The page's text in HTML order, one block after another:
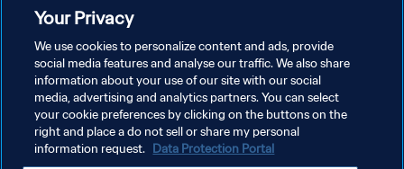
سياسة الخصوصية
Your Privacy
We use cookies to personalize content and ads, provide
social media features and analyse our traffic. We also share
information about your use of our site with our social
media, advertising and analytics partners. You can select
your cookie preferences by clicking on the buttons on the
right and place a do not sell or share my personal
information request. Data Protection Portal